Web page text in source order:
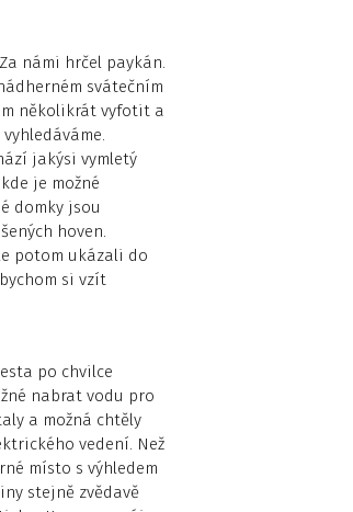
námi hrčel paykán.
svátečním
několikrát vyfotit a
jakýsi vymletý
je možné
domky jsou
hoven.
potom ukázali do
si vzít
po chvilce
nabrat vodu pro
a možná chtěly
vedení. Než
místo s výhledem
stejně zvědavě